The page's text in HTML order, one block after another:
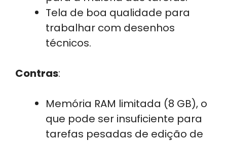
Tela de boa qualidade para
trabalhar com desenhos
técnicos.
Contras:
Memória RAM limitada (8 GB), o
que pode ser insuficiente para
tarefas pesadas de edição de